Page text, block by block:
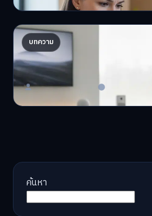
บทความ
AI จัดพอร์ตให้ปัง! เทรนด์ลงทุ
จอ
AI จัดพอร์ตให้ปัง! หมด…
Master Bussiness 23 มิถุนายน
ค้นหา